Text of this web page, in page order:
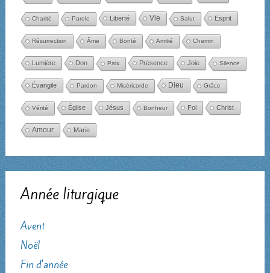
Charité Parole Liberté Vie Salut Esprit
Résurrection Âme Bonté Amitié Chemin
Lumière Don Paix Présence Joie Silence
Évangile Pardon Miséricorde Dieu Grâce
Vérité Église Jésus Bonheur Foi Christ
Amour Marie
Année liturgique
Avent
Noël
Fin d'année